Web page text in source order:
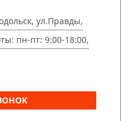
ул.Правды,
пн-пт: 9:00-18:00,